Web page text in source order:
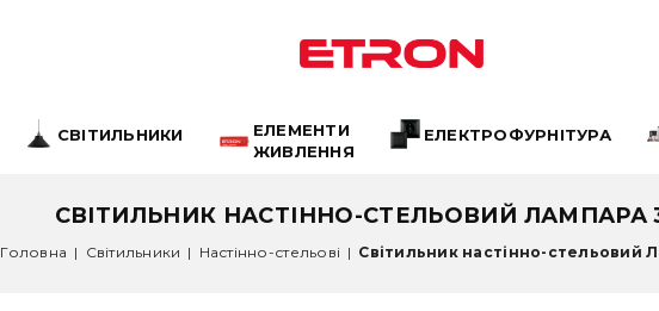
СВІТИЛЬНИКИ
ЕЛЕМЕНТИ
ЖИВЛЕННЯ
ЕЛЕКТРОФУРНІТУРА
СВІТИЛЬНИК НАСТІННО-СТЕЛЬОВИЙ ЛАМПАРА
Головна | Світильники | Настінно-стельові | Світильник настінно-стельовий